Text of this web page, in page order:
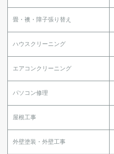
畳・襖・障子張り替え
ハウスクリーニング
エアコンクリーニング
パソコン修理
屋根工事
外壁塗装・外壁工事